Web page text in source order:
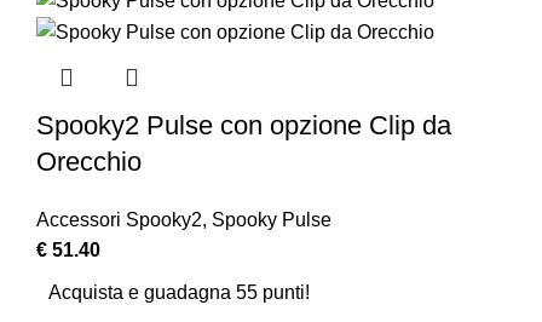
Spooky2 Pulse con opzione Clip da
Orecchio
Accessori Spooky2, Spooky Pulse
€ 51.40
Acquista e guadagna 55 punti!